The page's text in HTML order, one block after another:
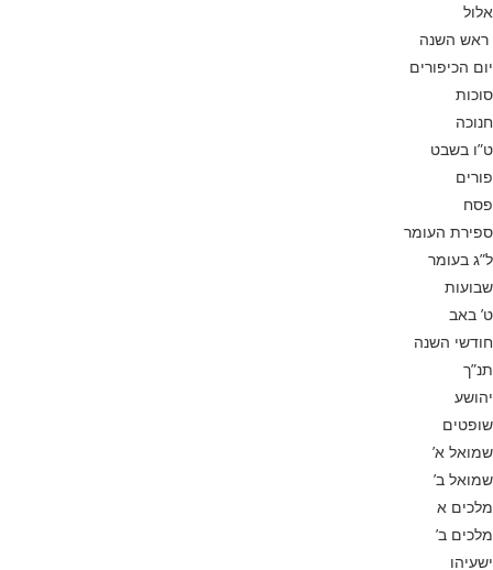
אלול
ראש השנה
יום הכיפורים
סוכות
חנוכה
ט”ו בשבט
פורים
פסח
ספירת העומר
ל”ג בעומר
שבועות
ט’ באב
חודשי השנה
תנ”ך
יהושע
שופטים
שמואל א’
שמואל ב’
מלכים א
מלכים ב’
ישעיהו